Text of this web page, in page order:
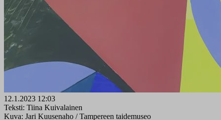
12.1.2023 12:03
Teksti: Tiina Kuivalainen
Kuva: Jari Kuusenaho / Tampereen taidemuseo